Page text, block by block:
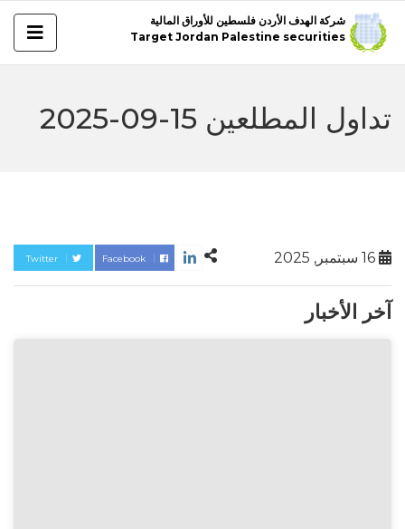
شركة الهدف الأردن فلسطين للأوراق المالية
Target Jordan Palestine securities
تداول المطلعين 15-09-2025
Twitter Facebook
آخر الأخبار